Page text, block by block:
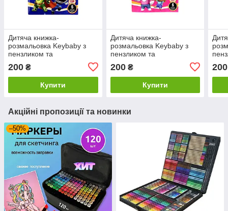
Дитяча книжка-
розмальовка Keybaby з
пензликом та
акварельними фарбами
для дітей від 2 років, у
кольорі Blue
200 ₴
Купити
Дитяча книжка-
розмальовка Keybaby з
пензликом та
акварельними фарбами
для дітей від 2 років, у
кольорі Pink
200₴
Купити
для
200
Акційні пропозиції та новинки
–50%